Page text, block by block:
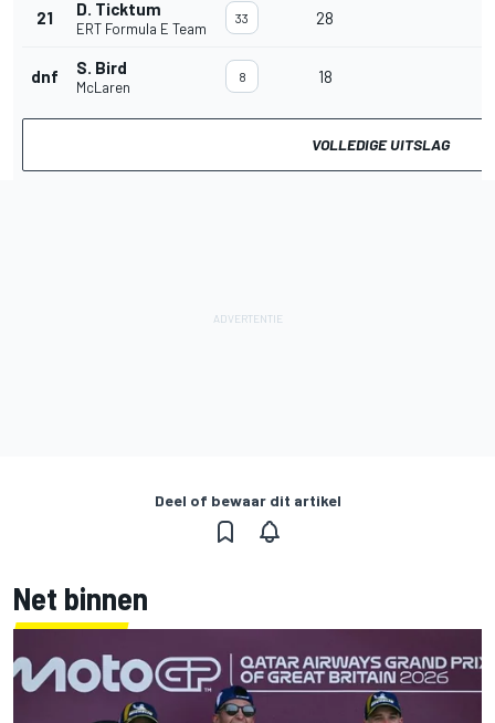
21 D. Ticktum
ERT Formula E Team
33 28
dnf S. Bird
McLaren
8 18
VOLLEDIGE UITSLAG
Deel of bewaar dit artikel
Net binnen